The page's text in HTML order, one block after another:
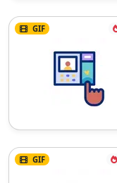
GIF
GIF